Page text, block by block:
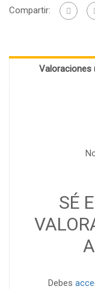
Compartir:
Valoraciones
SÉ
Debes